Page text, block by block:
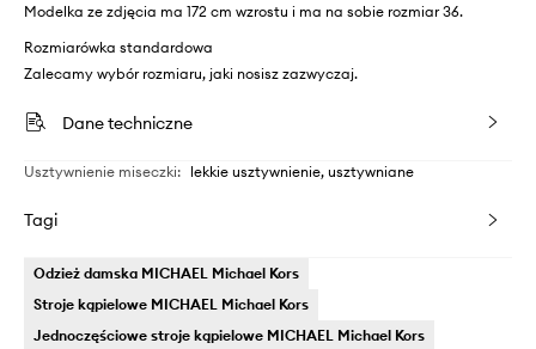
Modelka ze zdjęcia ma 172 cm wzrostu i ma na sobie rozmiar 36.
Rozmiarówka standardowa
Zalecamy wybór rozmiaru, jaki nosisz zazwyczaj.
Dane techniczne
Usztywnienie miseczki: lekkie usztywnienie, usztywniane
Tagi
Odzież damska MICHAEL Michael Kors
Stroje kąpielowe MICHAEL Michael Kors
Jednoczęściowe stroje kąpielowe MICHAEL Michael Kors